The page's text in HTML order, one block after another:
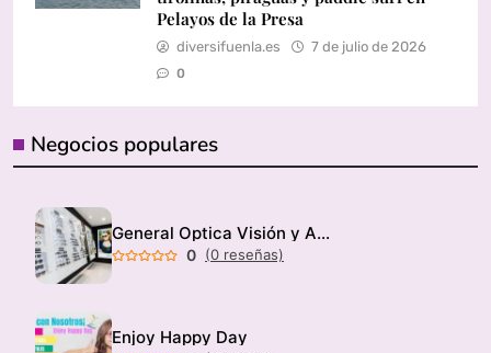
Pelayos de la Presa
diversifuenla.es 7 de julio de 2026
0
Negocios populares
General Optica Visión y Audición
0 (0 reseñas)
Enjoy Happy Day